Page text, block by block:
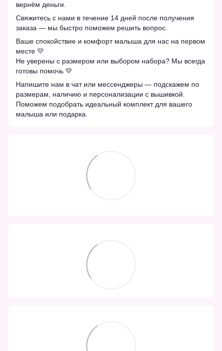
вернём деньги.
Свяжитесь с нами в течение 14 дней после получения
заказа — мы быстро поможем решить вопрос.
Ваше спокойствие и комфорт малыша для нас на первом
месте 💛
Не уверены с размером или выбором набора? Мы всегда
готовы помочь 💛
Напишите нам в чат или мессенджеры — подскажем по
размерам, наличию и персонализации с вышивкой.
Поможем подобрать идеальный комплект для вашего
малыша или подарка.